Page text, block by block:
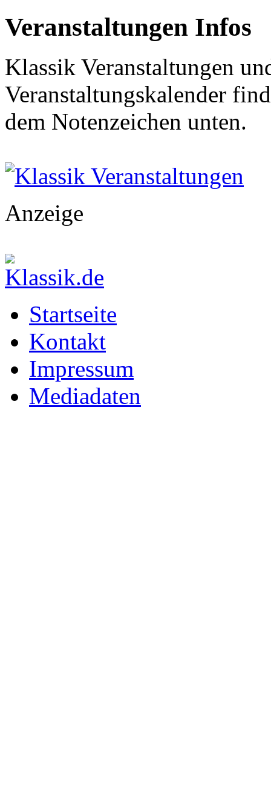
Veranstaltungen Infos
Klassik Veranstaltungen
Veranstaltungskalender
dem Notenzeichen unten.
Klassik Veranstaltungen
Anzeige
Startseite
Kontakt
Impressum
Mediadaten